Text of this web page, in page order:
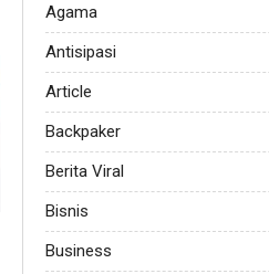
Agama
Antisipasi
Article
Backpaker
Berita Viral
Bisnis
Business